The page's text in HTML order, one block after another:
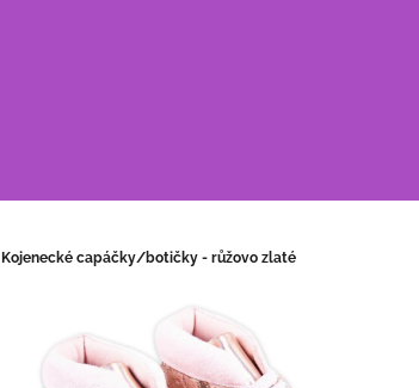
Kojenecké capáčky/botičky - růžovo zlaté